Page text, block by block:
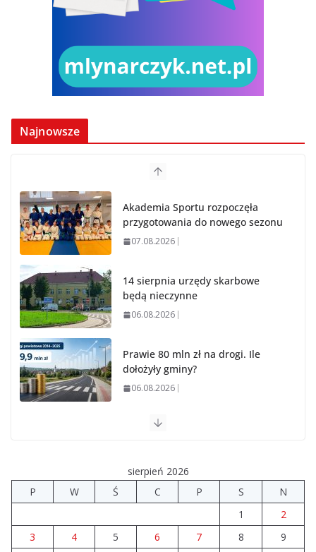
Najnowsze
Akademia Sportu rozpoczęła
przygotowania do nowego sezonu
07.08.2026
14 sierpnia urzędy skarbowe
będą nieczynne
06.08.2026
Prawie 80 mln zł na drogi. Ile
dołożyły gminy?
06.08.2026
Szkoła we Władysławowie przechodzi modernizację
Prawie 20 tys. zł dla dyrektora szpitala. Podwyżka
mimo finansowych problemów
sierpień 2026
P
W Ś C P S
N
1
2
3
4 5 6 7 8
9